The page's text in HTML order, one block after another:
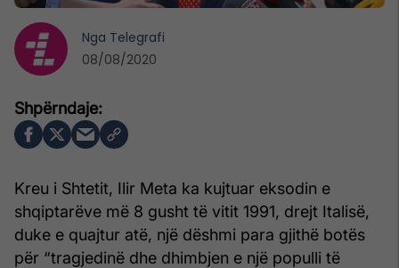
Kreu i Shtetit, Ilir Meta ka kujtuar eksodin e
shqiptarëve më 8 gusht të vitit 1991, drejt Italisë,
duke e quajtur atë, një dëshmi para gjithë botës
për “tragjedinë dhe dhimbjen e një populli të
Nga Telegrafi
08/08/2020